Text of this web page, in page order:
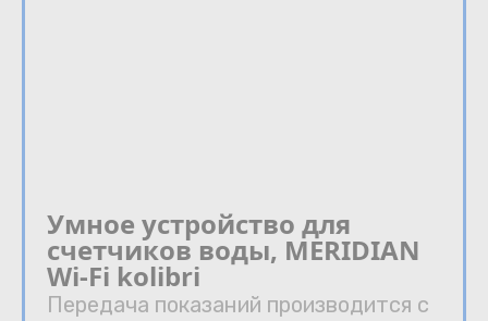
Умное устройство для
счетчиков воды, MERIDIAN
Wi-Fi kolibri
Передача показаний производится с